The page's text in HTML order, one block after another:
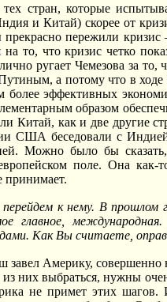
стран, которые
и Китай) скорее от
пережили
то, что кризис четко
ругает Чемезова за
а потому что в
эффективных
образом
Китай, как и две другие
США беседовали с
Можно было бы
поле. Она как-
принимает.
к нему. В
главное,
Как Вы считаете,
Америку,
них выбраться, нужны
не примет этих